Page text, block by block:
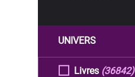
UNIVERS
Livres (36842)